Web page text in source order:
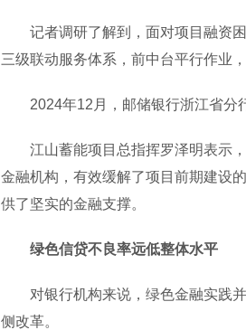
记者调研了解到，面对项目融资困
三级联动服务体系，前中台平行作业
2024年12月，邮储银行浙江省分行
江山蓄能项目总指挥罗泽明表示，
金融机构，有效缓解了项目前期建设
供了坚实的金融支撑。
绿色信贷不良率远低整体水平
对银行机构来说，绿色金融实践并
侧改革。